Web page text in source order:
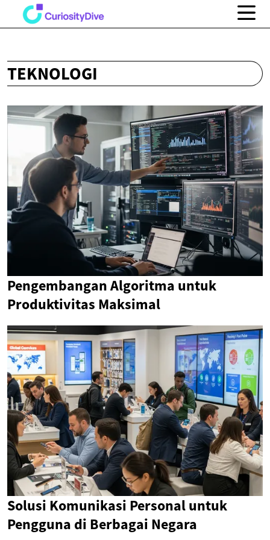
TEKNOLOGI
Pengembangan Algoritma untuk
Produktivitas Maksimal
Solusi Komunikasi Personal untuk
Pengguna di Berbagai Negara